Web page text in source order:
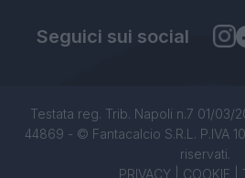
Seguici sui social
Testata reg. Trib. Napoli n.7 01/03/
44869 - © Fantacalcio S.R.L. P.IVA
riservati.
PRIVACY| COOKIE